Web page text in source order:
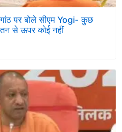
पर बोले सीएम Yogi- कुछ
से ऊपर कोई नहीं